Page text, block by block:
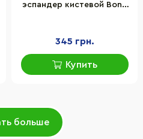
эспандер кистевой Bone
345 грн.
Купить
больше